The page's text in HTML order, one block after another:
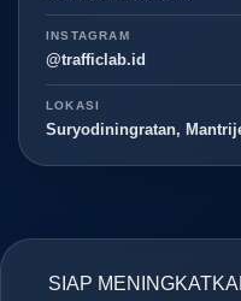
INSTAGRAM
@trafficlab.id
LOKASI
Suryodiningratan,
SIAP